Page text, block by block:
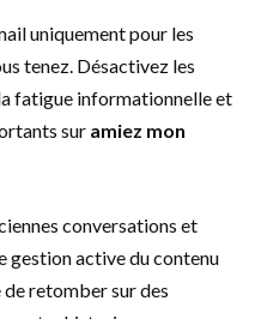
uniquement pour les
tenez. Désactivez les
fatigue informationnelle et
sur amiez mon
conversations et
gestion active du contenu
retomber sur des